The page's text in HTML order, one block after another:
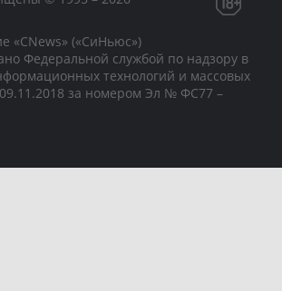
«CNews» («СиНьюс»)
Федеральной службой по надзору в
технологий и массовых
за номером Эл № ФС77 –